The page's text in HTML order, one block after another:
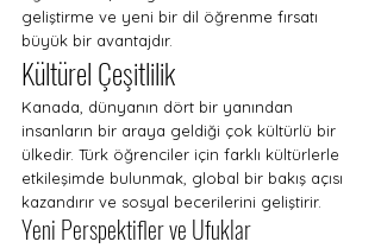
geliştirme ve yeni bir dil öğrenme fırsatı
büyük bir avantajdır.
Kültürel Çeşitlilik
Kanada, dünyanın dört bir yanından
insanların bir araya geldiği çok kültürlü bir
ülkedir. Türk öğrenciler için farklı kültürlerle
etkileşimde bulunmak, global bir bakış açısı
kazandırır ve sosyal becerilerini geliştirir.
Yeni Perspektifler ve Ufuklar